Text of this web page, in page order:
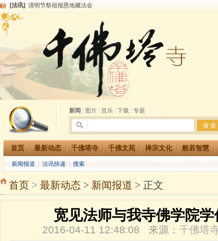
[法讯] 清明节祭祖报恩地藏法会
[法讯]
2015-3-26师父于法堂对大众的开示
广东千佛塔寺云门佛学院女众部 2016年招生简章
[法讯]
恭请海涛法师莅临千佛塔寺弘法
[法讯] 2014年七月大法会 祈福息灾地藏七 冥阳两利普渡群蒙盂兰盆
[法讯]
千佛塔寺云门佛学院女众部2014年招生简章
[法讯]
千佛塔寺兴建佛学院综合大楼缘起
[法讯]
共赴华藏世界 进入最后七天倒计时 殊胜华严法会 快快同享富贵庄严海
[法讯] 千佛塔寺阅藏堂周末阅藏报名通知
新闻
图片 音乐 下载 专题
首页 最新动态 千佛塔寺 千佛文苑 禅宗文化 般若智慧
新闻报道 法讯快递 搜索
首页 > 最新动态 > 新闻报道 > 正文
宽见法师与我寺佛学院
2016-04-11 12:48:08 来源： 千佛塔